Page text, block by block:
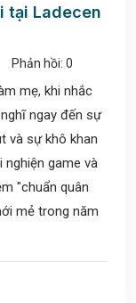
tại Ladecen
Phản hồi: 0
mẹ, khi nhắc
ngay đến sự
và sự khô khan
nghiện game và
"chuẩn quân
mẻ trong năm